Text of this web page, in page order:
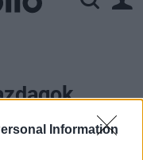
Information